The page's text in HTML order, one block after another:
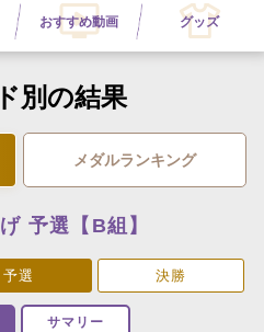
おすすめ動画 グッズ
別の結果
メダルランキング
予選【B組】
予選 決勝
サマリー